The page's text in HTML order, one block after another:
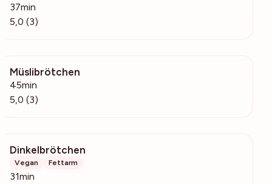
37min
5,0 (3)
Müslibrötchen
45min
5,0 (3)
Dinkelbrötchen
Vegan Fettarm
31min